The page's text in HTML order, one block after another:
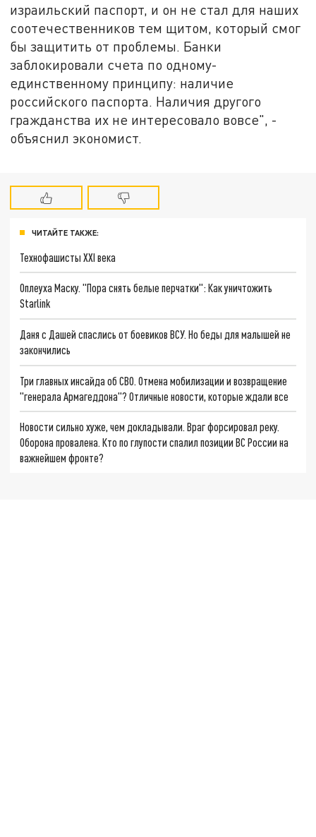
израильский паспорт, и он не стал для наших
соотечественников тем щитом, который смог
бы защитить от проблемы. Банки
заблокировали счета по одному-
единственному принципу: наличие
российского паспорта. Наличия другого
гражданства их не интересовало вовсе", -
объяснил экономист.
ЧИТАЙТЕ ТАКЖЕ:
Технофашисты XXI века
Оплеуха Маску. "Пора снять белые перчатки": Как уничтожить
Starlink
Даня с Дашей спаслись от боевиков ВСУ. Но беды для малышей не
закончились
Три главных инсайда об СВО. Отмена мобилизации и возвращение
"генерала Армагеддона"? Отличные новости, которые ждали все
Новости сильно хуже, чем докладывали. Враг форсировал реку.
Оборона провалена. Кто по глупости спалил позиции ВС России на
важнейшем фронте?